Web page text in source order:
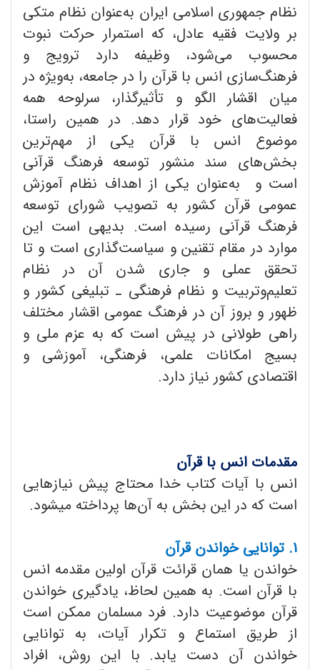
نظام جمهوری اسلامی ایران به‌عنوان نظام متکی
بر ولایت فقیه عادل، که استمرار حرکت نبوت
محسوب می‌شود، وظیفه دارد ترویج و
فرهنگ‌سازی انس با قرآن را در جامعه، به‌ویژه در
میان اقشار الگو و تأثیرگذار، سرلوحه همه
فعالیت‌های خود قرار دهد. در همین راستا،
موضوع انس با قرآن یکی از مهم‌ترین
بخش‌های سند منشور توسعه فرهنگ قرآنی
است و به‌عنوان یکی از اهداف نظام آموزش
عمومی قرآن کشور به تصویب شورای توسعه
فرهنگ قرآنی رسیده است. بدیهی است این
موارد در مقام تقنین و سیاست‌گذاری است و تا
تحقق عملی و جاری شدن آن در نظام
تعلیم‌و‌تربیت و نظام فرهنگی ـ تبلیغی کشور و
ظهور و بروز آن در فرهنگ عمومی اقشار مختلف
راهی طولانی در پیش است که به عزم ملی و
بسیج امکانات علمی، فرهنگی، آموزشی و
اقتصادی کشور نیاز دارد.
مقدمات انس با قرآن
انس با آیات کتاب خدا محتاج پیش نیازهایی
است که در این بخش به آن‌ها پرداخته میشود.
۱. توانایی خواندن قرآن
خواندن یا همان قرائت قرآن اولین مقدمه انس
با قرآن است. به همین لحاظ، یادگیری خواندن
قرآن موضوعیت دارد. فرد مسلمان ممکن است
از طریق استماع و تکرار آیات، به توانایی
خواندن آن دست یابد. با این روش، افراد